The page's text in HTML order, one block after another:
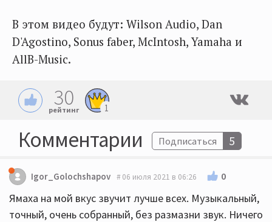
В этом видео будут: Wilson Audio, Dan
D'Agostino, Sonus faber, McIntosh, Yamaha и
AllB-Music.
30
рейтинг 1
Комментарии Подписаться 5
Igor_Golochshapov 06 июля 2021 в 06:26 0
Ямаха на мой вкус звучит лучше всех. Музыкальный,
точный, очень собранный, без размазни звук. Ничего